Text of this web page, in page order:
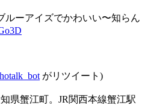
ルーアイズでかわいい〜知らん
がリツイート)
県蟹江町。JR関西本線蟹江駅